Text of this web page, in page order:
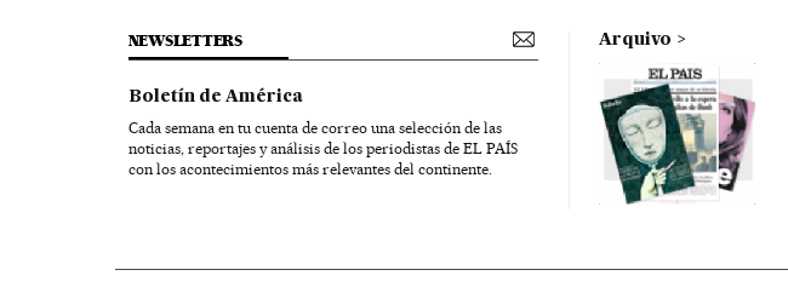
NEWSLETTERS
Boletín de América
Cada semana en tu cuenta de correo una selección de las
noticias, reportajes y análisis de los periodistas de EL PAÍS
con los acontecimientos más relevantes del continente.
Arquivo